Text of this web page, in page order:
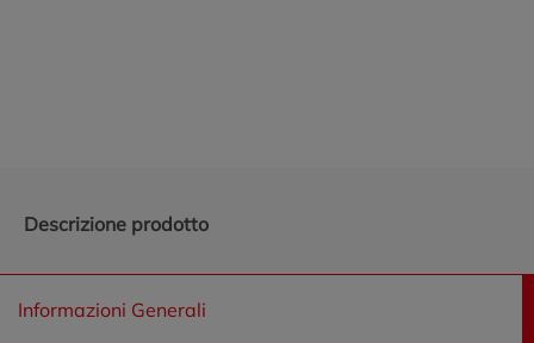
Descrizione prodotto
Informazioni Generali